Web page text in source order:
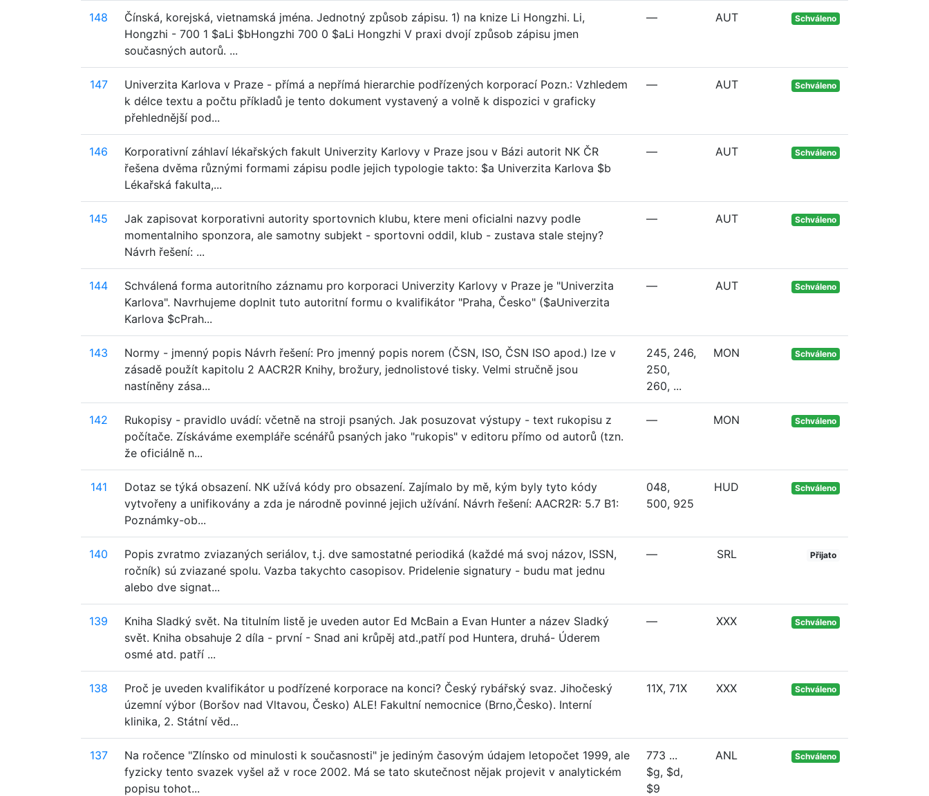
148
Čínská, korejská, vietnamská jména. Jednotný způsob zápisu. 1) na knize Li Hongzhi. Li,
Hongzhi - 700 1 $aLi $bHongzhi 700 0 $aLi Hongzhi V praxi dvojí způsob zápisu jmen
současných autorů. ...
— AUT Schváleno
147
Univerzita Karlova v Praze - přímá a nepřímá hierarchie podřízených korporací Pozn.: Vzhledem
k délce textu a počtu příkladů je tento dokument vystavený a volně k dispozici v graficky
přehlednější pod...
— AUT Schváleno
146
Korporativní záhlaví lékařských fakult Univerzity Karlovy v Praze jsou v Bázi autorit NK ČR
řešena dvěma různými formami zápisu podle jejich typologie takto: $a Univerzita Karlova $b
Lékařská fakulta,...
— AUT Schváleno
145
Jak zapisovat korporativni autority sportovnich klubu, ktere meni oficialni nazvy podle
momentalniho sponzora, ale samotny subjekt - sportovni oddil, klub - zustava stale stejny?
Návrh řešení: ...
— AUT Schváleno
144
Schválená forma autoritního záznamu pro korporaci Univerzity Karlovy v Praze je "Univerzita
Karlova". Navrhujeme doplnit tuto autoritní formu o kvalifikátor "Praha, Česko" ($aUniverzita
Karlova $cPrah...
— AUT Schváleno
143
Normy - jmenný popis Návrh řešení: Pro jmenný popis norem (ČSN, ISO, ČSN ISO apod.) lze v
zásadě použít kapitolu 2 AACR2R Knihy, brožury, jednolistové tisky. Velmi stručně jsou
nastíněny zása...
245, 246,
250,
260, ...
MON Schváleno
142
Rukopisy - pravidlo uvádí: včetně na stroji psaných. Jak posuzovat výstupy - text rukopisu z
počítače. Získáváme exempláře scénářů psaných jako "rukopis" v editoru přímo od autorů (tzn.
že oficiálně n...
— MON Schváleno
141
Dotaz se týká obsazení. NK užívá kódy pro obsazení. Zajímalo by mě, kým byly tyto kódy
vytvořeny a unifikovány a zda je národně povinné jejich užívání. Návrh řešení: AACR2R: 5.7 B1:
Poznámky-ob...
048,
500, 925
HUD Schváleno
140
Popis zvratmo zviazaných seriálov, t.j. dve samostatné periodiká (každé má svoj názov, ISSN,
ročník) sú zviazané spolu. Vazba takychto casopisov. Pridelenie signatury - budu mat jednu
alebo dve signat...
— SRL Přijato
139
Kniha Sladký svět. Na titulním listě je uveden autor Ed McBain a Evan Hunter a název Sladký
svět. Kniha obsahuje 2 díla - první - Snad ani krůpěj atd.,patří pod Huntera, druhá- Úderem
osmé atd. patří ...
— XXX Schváleno
138
Proč je uveden kvalifikátor u podřízené korporace na konci? Český rybářský svaz. Jihočeský
územní výbor (Boršov nad Vltavou, Česko) ALE! Fakultní nemocnice (Brno,Česko). Interní
klinika, 2. Státní věd...
11X, 71X XXX Schváleno
137
Na ročence "Zlínsko od minulosti k současnosti" je jediným časovým údajem letopočet 1999, ale
fyzicky tento svazek vyšel až v roce 2002. Má se tato skutečnost nějak projevit v analytickém
popisu tohot...
773 ...
$g, $d,
$9
ANL Schváleno